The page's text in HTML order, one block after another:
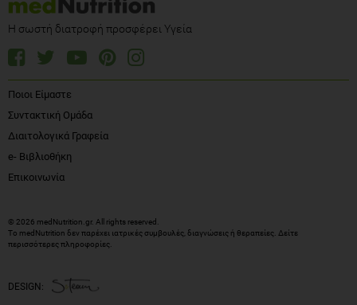
Η σωστή διατροφή προσφέρει Υγεία
Ποιοι Είμαστε
Συντακτική Ομάδα
Διαιτολογικά Γραφεία
e- Βιβλιοθήκη
Επικοινωνία
© 2026 medNutrition.gr. All rights reserved.
Το medNutrition δεν παρέχει ιατρικές συμβουλές, διαγνώσεις ή θεραπείες. Δείτε
περισσότερες πληροφορίες
DESIGN: